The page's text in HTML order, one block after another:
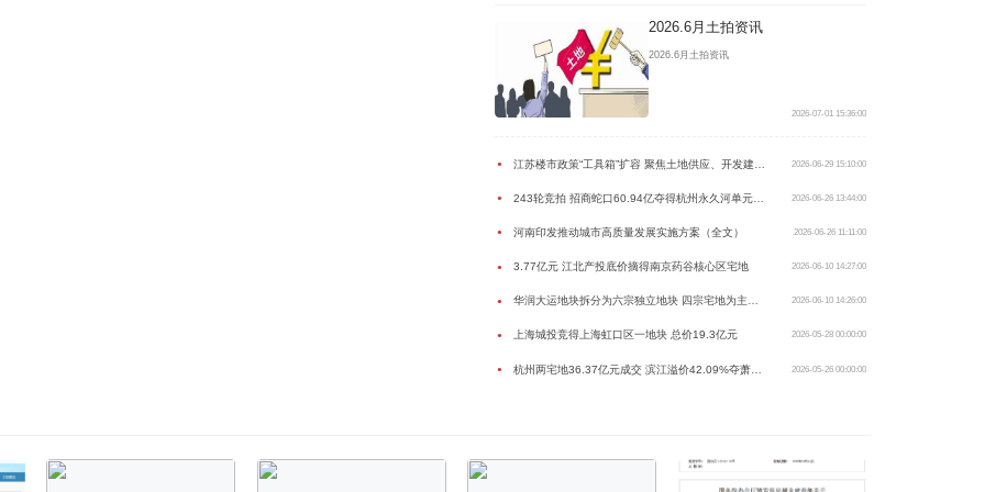
2026.6月土拍资讯
2026.6月土拍资讯
2026-07-01 15:36:00
● 江苏楼市政策“工具箱”扩容 聚焦土地供应、开发建设、房产销售三个维度 2026-06-29 15:10:00
● 243轮竞拍 招商蛇口60.94亿夺得杭州永久河单元地块 2026-06-26 13:44:00
● 河南印发推动城市高质量发展实施方案（全文） 2026-06-26 11:11:00
● 3.77亿元 江北产投底价摘得南京药谷核心区宅地 2026-06-10 14:27:00
● 华润大运地块拆分为六宗独立地块 四宗宅地为主、商业或为万象汇 2026-06-10 14:26:00
● 上海城投竞得上海虹口区一地块 总价19.3亿元 2026-05-28 00:00:00
● 杭州两宅地36.37亿元成交 滨江溢价42.09%夺萧山北干西单元地块 2026-05-26 00:00:00